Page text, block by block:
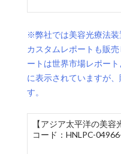
※弊社では美容光療法装
カスタムレポートも販
ートは世界市場レポー
に表示されていますが
す。
【アジア太平洋の美
コード：HNLPC-